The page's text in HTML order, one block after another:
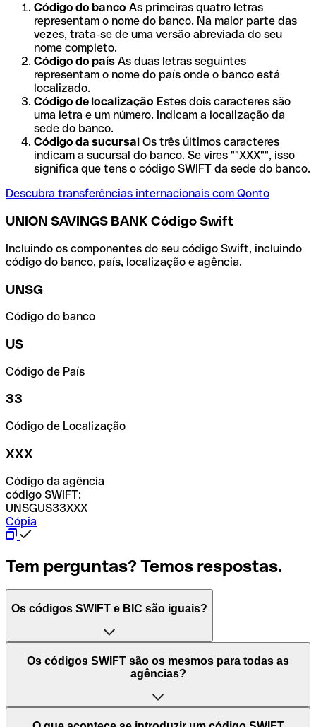
Código do banco As primeiras quatro letras
representam o nome do banco. Na maior parte das
vezes, trata-se de uma versão abreviada do seu
nome completo.
Código do país As duas letras seguintes
representam o nome do país onde o banco está
localizado.
Código de localização Estes dois caracteres são
uma letra e um número. Indicam a localização da
sede do banco.
Código da sucursal Os três últimos caracteres
indicam a sucursal do banco. Se vires ""XXX"", isso
significa que tens o código SWIFT da sede do banco.
Descubra transferências internacionais com Qonto
UNION SAVINGS BANK Código Swift
Incluindo os componentes do seu código Swift, incluindo
código do banco, país, localização e agência.
UNSG
Código do banco
US
Código de País
33
Código de Localização
XXX
Código da agência
código SWIFT:
UNSGUS33XXX
Cópia
Tem perguntas? Temos respostas.
Os códigos SWIFT e BIC são iguais?
O acrónimo SWIFT significa "Society for Worldwide
Interbank Financial Telecommunication (Sociedade para
Mundiais)". Trata-se de uma rede mundial onde se
processam pagamentos entre países. Por outro lado, BIC
Os códigos SWIFT são os mesmos para todas as
agências?